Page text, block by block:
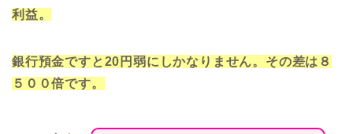
利益。
銀行預金ですと20円弱にしかなりません。その差は８
５００倍です。